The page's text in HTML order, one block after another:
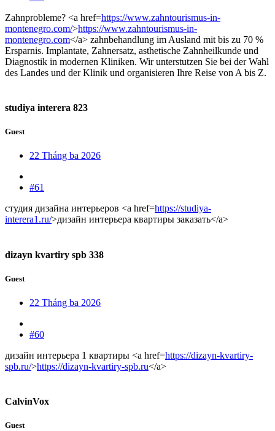
Zahnprobleme? <a href=https://www.zahntourismus-in-
montenegro.com/>https://www.zahntourismus-in-
montenegro.com</a> zahnbehandlung im Ausland mit bis zu 70 %
Ersparnis. Implantate, Zahnersatz, asthetische Zahnheilkunde und
Diagnostik in modernen Kliniken. Wir unterstutzen Sie bei der Wahl
des Landes und der Klinik und organisieren Ihre Reise von A bis Z.
studiya interera 823
Guest
22 Tháng ba 2026
#61
студия дизайна интерьеров <a href=https://studiya-
interera1.ru/>дизайн интерьера квартиры заказать</a>
dizayn kvartiry spb 338
Guest
22 Tháng ba 2026
#60
дизайн интерьера 1 квартиры <a href=https://dizayn-kvartiry-
spb.ru/>https://dizayn-kvartiry-spb.ru</a>
CalvinVox
Guest